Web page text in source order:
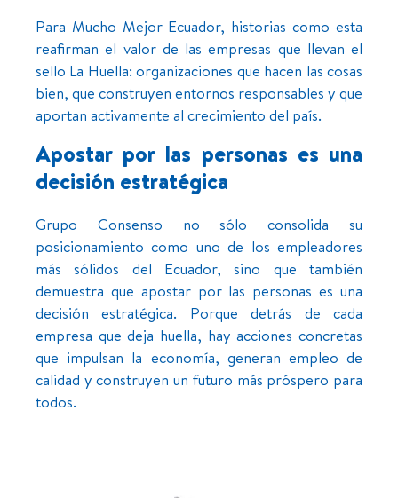
Para Mucho Mejor Ecuador, historias como esta
reafirman el valor de las empresas que llevan el
sello La Huella: organizaciones que hacen las cosas
bien, que construyen entornos responsables y que
aportan activamente al crecimiento del país.
Apostar por las personas es una
decisión estratégica
Grupo Consenso no sólo consolida su
posicionamiento como uno de los empleadores
más sólidos del Ecuador, sino que también
demuestra que apostar por las personas es una
decisión estratégica. Porque detrás de cada
empresa que deja huella, hay acciones concretas
que impulsan la economía, generan empleo de
calidad y construyen un futuro más próspero para
todos.